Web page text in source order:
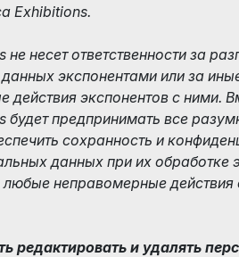
Exhibitions.
не несет ответственности за
экспонентами или за
действия экспонентов с ними.
будет предпринимать все
сохранность и
данных при их обработке
любые неправомерные
редактировать и удалять